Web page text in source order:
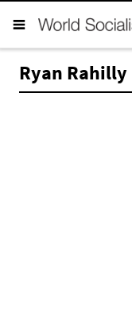
Ryan Rahilly